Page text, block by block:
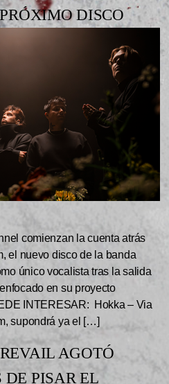
DISCO
comienzan la cuenta atrás
el nuevo disco de la banda
único vocalista tras la salida
en su proyecto
INTERESAR: Hokka – Via
supondrá ya el […]
AGOTÓ
PISAR EL